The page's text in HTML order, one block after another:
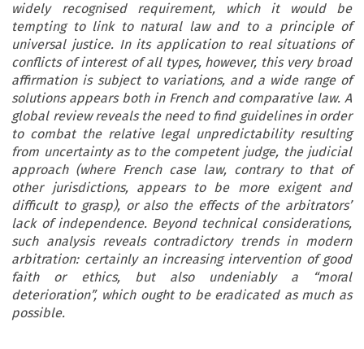
widely recognised requirement, which it would be
tempting to link to natural law and to a principle of
universal justice. In its application to real situations of
conflicts of interest of all types, however, this very broad
affirmation is subject to variations, and a wide range of
solutions appears both in French and comparative law. A
global review reveals the need to find guidelines in order
to combat the relative legal unpredictability resulting
from uncertainty as to the competent judge, the judicial
approach (where French case law, contrary to that of
other jurisdictions, appears to be more exigent and
difficult to grasp), or also the effects of the arbitrators’
lack of independence. Beyond technical considerations,
such analysis reveals contradictory trends in modern
arbitration: certainly an increasing intervention of good
faith or ethics, but also undeniably a “moral
deterioration”, which ought to be eradicated as much as
possible.